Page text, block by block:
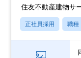
住友不動産建物サ
正社員採用 職種